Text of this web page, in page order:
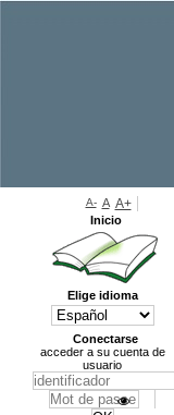
A- A A+
Inicio
Elige idioma
Conectarse
acceder a su cuenta de
usuario